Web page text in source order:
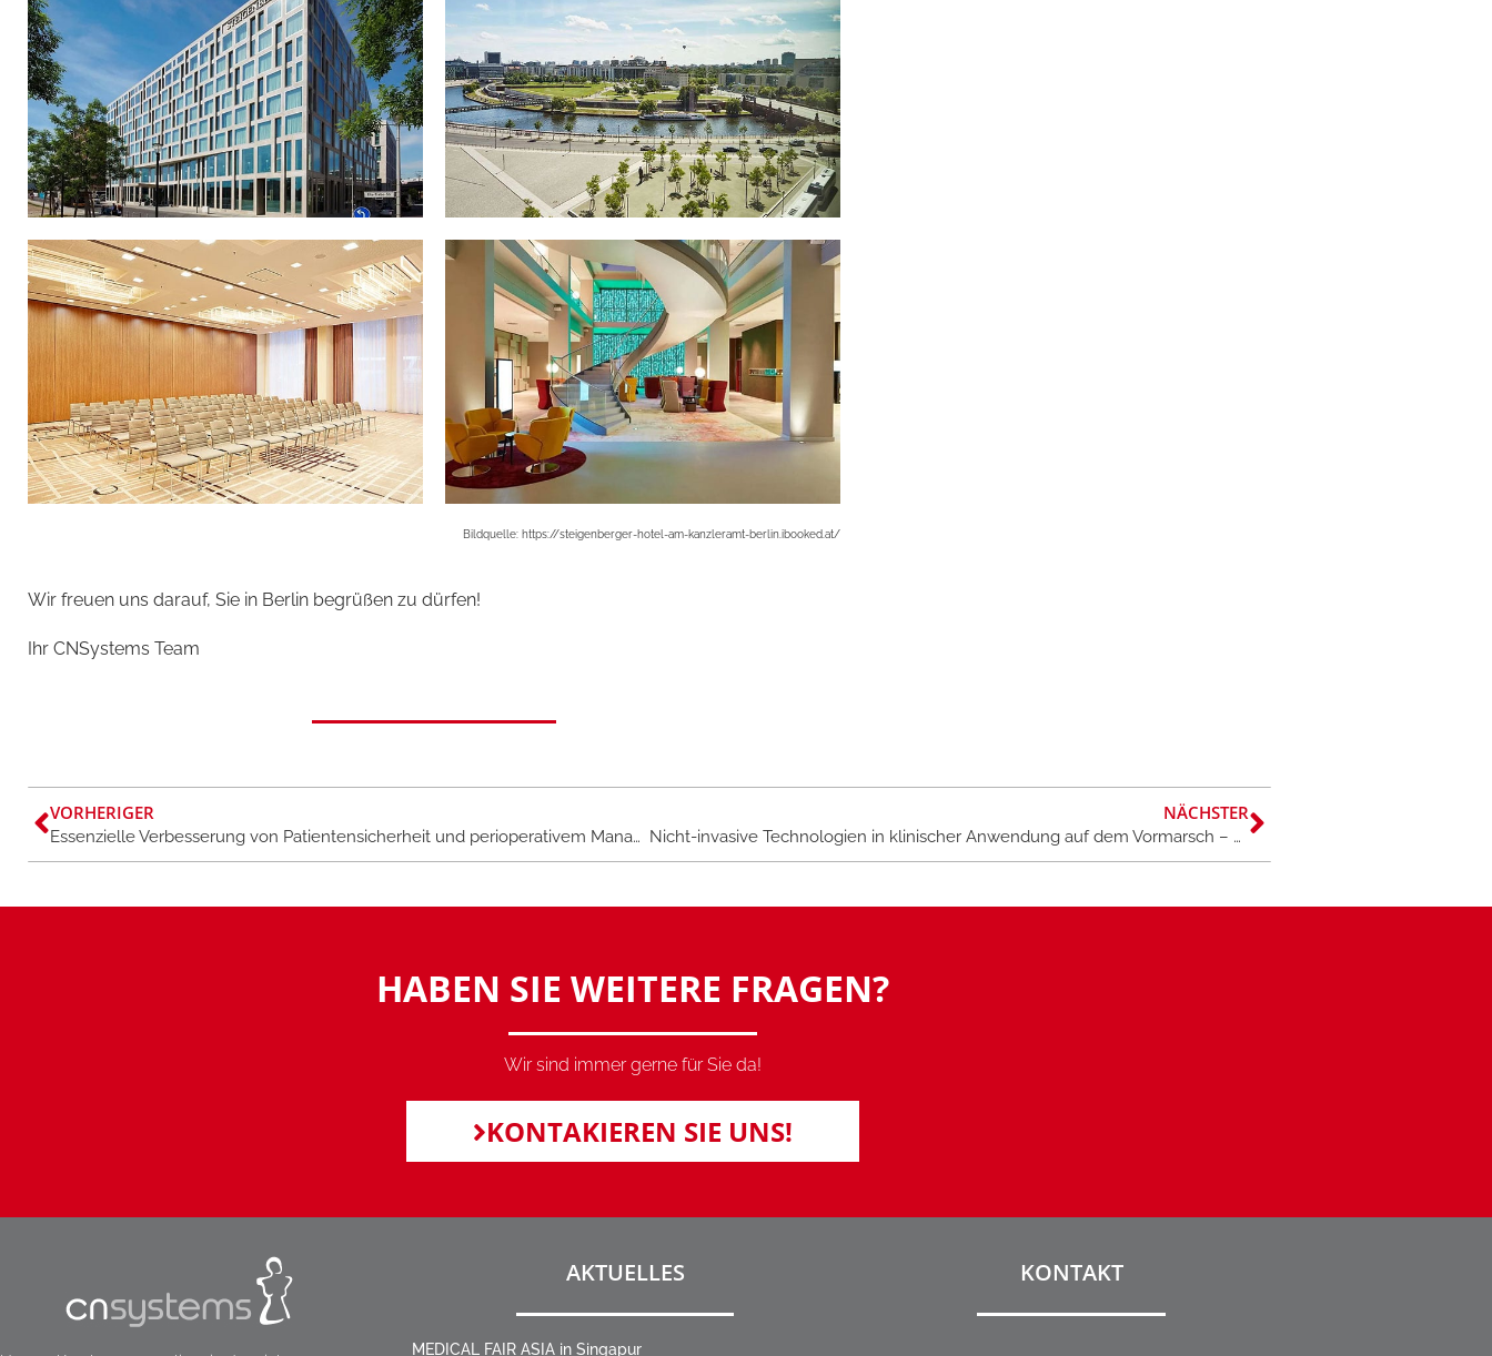
Bildquelle: https://steigenberger-hotel-am-kanzleramt-berlin.ibooked.at/
Wir freuen uns darauf, Sie in Berlin begrüßen zu dürfen!
Ihr CNSystems Team
VORHERIGER
Essenzielle Verbesserung von Patientensicherheit und perioperativem Management – kont. BP vs. NIBP
NÄCHSTER
Nicht-invasive Technologien in klinischer Anwendung auf dem Vormarsch – eine neue Leitlinie
HABEN SIE WEITERE FRAGEN?
Wir sind immer gerne für Sie da!
KONTAKIEREN SIE UNS!
AKTUELLES
MEDICAL FAIR ASIA in Singapur
KONTAKT